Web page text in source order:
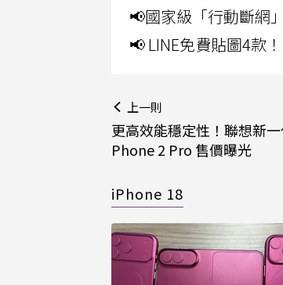
📢國家級「行動斷網
📢 LINE免費貼圖4款
上一則
更高效能穩定性！聯想新
Phone 2 Pro 售價曝光
iPhone 18